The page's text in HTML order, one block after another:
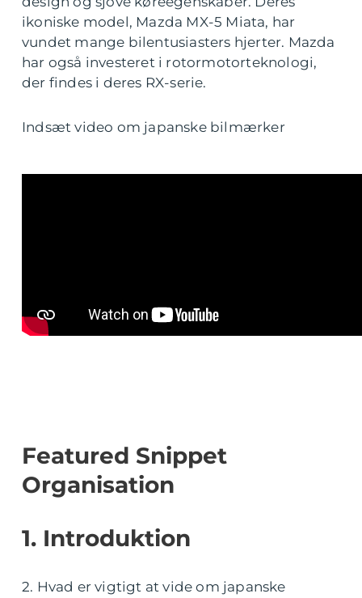
ikoniske model, Mazda MX-5 Miata, har
vundet mange bilentusiasters hjerter. Mazda
har også investeret i rotormotorteknologi,
der findes i deres RX-serie.
Indsæt video om japanske bilmærker
Featured Snippet
Organisation
1. Introduktion
2. Hvad er vigtigt at vide om japanske